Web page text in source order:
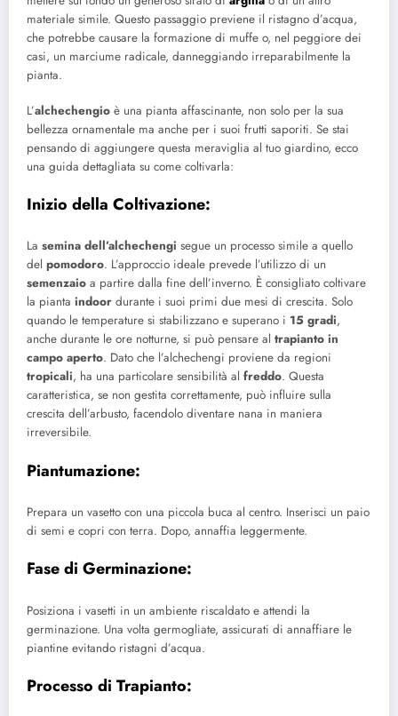
materiale simile. Questo passaggio previene il ristagno d’acqua,
che potrebbe causare la formazione di muffe o, nel peggiore dei
casi, un marciume radicale, danneggiando irreparabilmente la
pianta.
L’alchechengio è una pianta affascinante, non solo per la sua
bellezza ornamentale ma anche per i suoi frutti saporiti. Se stai
pensando di aggiungere questa meraviglia al tuo giardino, ecco
una guida dettagliata su come coltivarla:
Inizio della Coltivazione:
La semina dell’alchechengi segue un processo simile a quello
del pomodoro. L’approccio ideale prevede l’utilizzo di un
semenzaio a partire dalla fine dell’inverno. È consigliato coltivare
la pianta indoor durante i suoi primi due mesi di crescita. Solo
quando le temperature si stabilizzano e superano i 15 gradi,
anche durante le ore notturne, si può pensare al trapianto in
campo aperto. Dato che l’alchechengi proviene da regioni
tropicali, ha una particolare sensibilità al freddo. Questa
caratteristica, se non gestita correttamente, può influire sulla
crescita dell’arbusto, facendolo diventare nana in maniera
irreversibile.
Piantumazione:
Prepara un vasetto con una piccola buca al centro. Inserisci un paio
di semi e copri con terra. Dopo, annaffia leggermente.
Fase di Germinazione:
Posiziona i vasetti in un ambiente riscaldato e attendi la
germinazione. Una volta germogliate, assicurati di annaffiare le
piantine evitando ristagni d’acqua.
Processo di Trapianto: